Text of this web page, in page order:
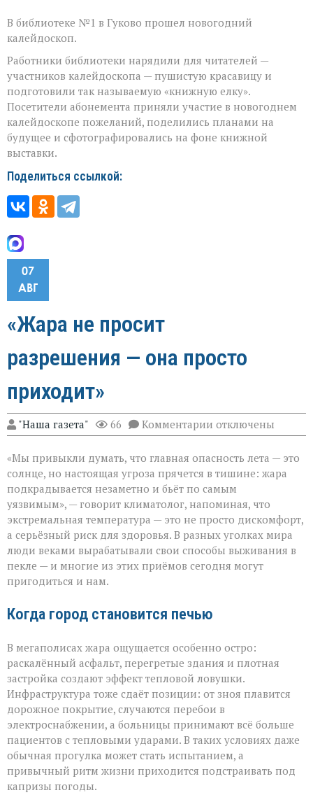
В библиотеке №1 в Гуково прошел новогодний
калейдоскоп.
Работники библиотеки нарядили для читателей —
участников калейдоскопа — пушистую красавицу и
подготовили так называемую «книжную елку».
Посетители абонемента приняли участие в новогоднем
калейдоскопе пожеланий, поделились планами на
будущее и сфотографировались на фоне книжной
выставки.
Поделиться ссылкой:
07
АВГ
«Жара не просит
разрешения — она просто
приходит»
"Наша газета" 66 Комментарии к
записи
не
просит
разрешения — она
просто
приходит»
отключены
«Мы привыкли думать, что главная опасность лета — это
солнце, но настоящая угроза прячется в тишине: жара
подкрадывается незаметно и бьёт по самым
уязвимым», — говорит климатолог, напоминая, что
экстремальная температура — это не просто дискомфорт,
а серьёзный риск для здоровья. В разных уголках мира
люди веками вырабатывали свои способы выживания в
пекле — и многие из этих приёмов сегодня могут
пригодиться и нам.
Когда город становится печью
В мегаполисах жара ощущается особенно остро:
раскалённый асфальт, перегретые здания и плотная
застройка создают эффект тепловой ловушки.
Инфраструктура тоже сдаёт позиции: от зноя плавится
дорожное покрытие, случаются перебои в
электроснабжении, а больницы принимают всё больше
пациентов с тепловыми ударами. В таких условиях даже
обычная прогулка может стать испытанием, а
привычный ритм жизни приходится подстраивать под
капризы погоды.